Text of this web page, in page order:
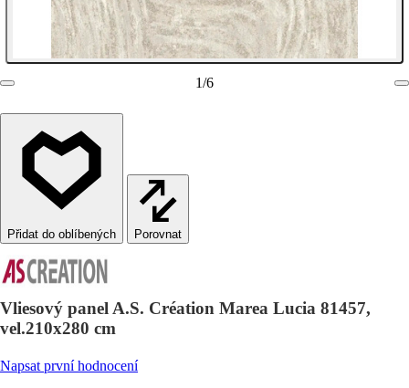
1/6
Porovnat
Vliesový panel A.S. Création Marea Lucia 81457,
vel.210x280 cm
Napsat první hodnocení